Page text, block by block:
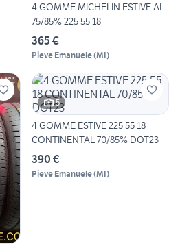
4 GOMME MICHELIN ESTIVE AL
75/85% 225 55 18
365 €
Pieve Emanuele(MI)
5
4 GOMME ESTIVE 225 55 18
CONTINENTAL 70/85% DOT23
390 €
Pieve Emanuele(MI)